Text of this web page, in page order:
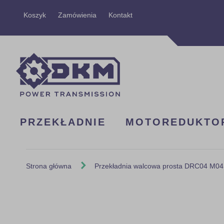
Koszyk Zamówienia KontaktPrzejdź
PRZEKŁADNIE
Strona główna Przekładnia walcowa prosta DRC04